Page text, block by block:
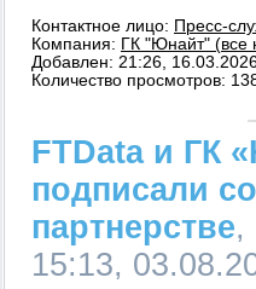
Контактное лицо: Пресс-
Компания: ГК "Юнайт" (все
Добавлен: 21:26,
Количество просмотров:
FTData и ГК
подписали
партнерстве,
15:13,